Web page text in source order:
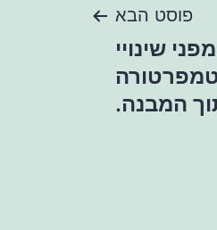
פוסט הבא
שינויי
המבנה.